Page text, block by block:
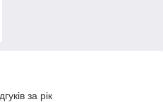
за рік